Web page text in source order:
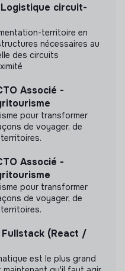
circuit-
territoire en
nécessaires au
des circuits
Associé -
pour transformer
de voyager, de
Associé -
pour transformer
de voyager, de
Fullstack (React /
est le plus grand